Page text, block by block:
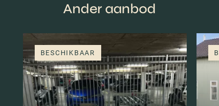
Ander aanbod
BESCHIKBAAR